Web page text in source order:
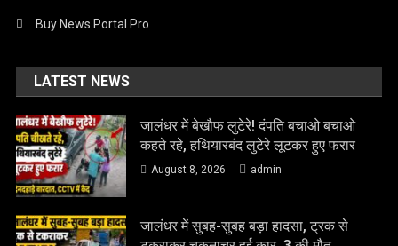
Buy News Portal Pro
LATEST NEWS
जालंधर में बेखौफ लुटेरे! दंपति बचाओ बचाओ
कहते रहे, हथियारबंद लुटेरे लूटकर हुए फरार
August 8, 2026 admin
जालंधर में सुबह-सुबह बड़ा हादसा, ट्रक से